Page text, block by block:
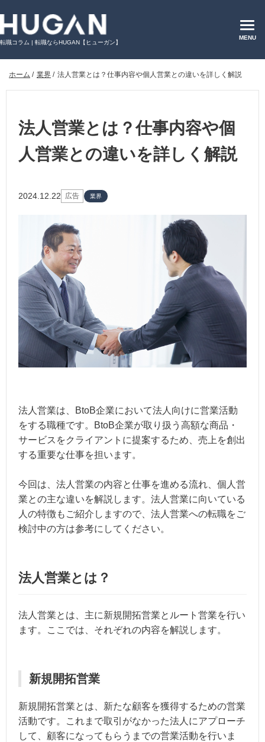
転職コラム | 転職ならHUGAN【ヒューガン】
MENU
ホーム / 業界 / 法人営業とは？仕事内容や個人営業との違いを詳しく解説
法人営業とは？仕事内容や個
人営業との違いを詳しく解説
2024.12.22 広告 業界
法人営業は、BtoB企業において法人向けに営業活動
をする職種です。BtoB企業が取り扱う高額な商品・
サービスをクライアントに提案するため、売上を創出
する重要な仕事を担います。
今回は、法人営業の内容と仕事を進める流れ、個人営
業との主な違いを解説します。法人営業に向いている
人の特徴もご紹介しますので、法人営業への転職をご
検討中の方は参考にしてください。
法人営業とは？
法人営業とは、主に新規開拓営業とルート営業を行い
ます。ここでは、それぞれの内容を解説します。
新規開拓営業
新規開拓営業とは、新たな顧客を獲得するための営業
活動です。これまで取引がなかった法人にアプローチ
して、顧客になってもらうまでの営業活動を行いま